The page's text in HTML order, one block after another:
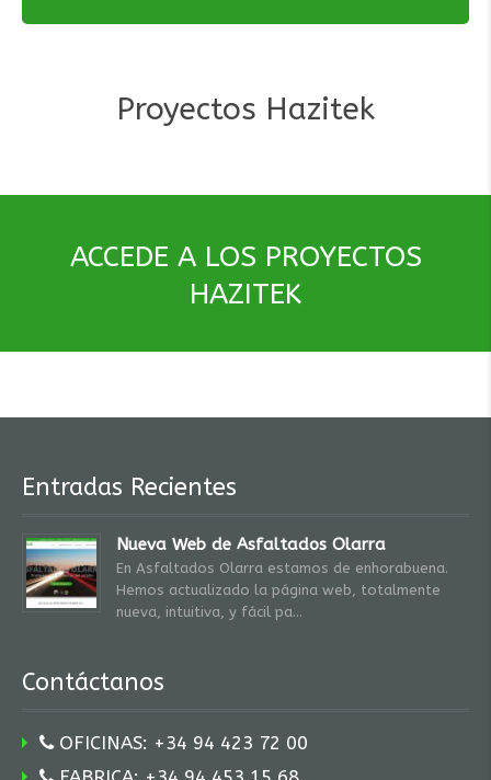
Proyectos Hazitek
ACCEDE A LOS PROYECTOS
HAZITEK
Entradas Recientes
Nueva Web de Asfaltados Olarra
En Asfaltados Olarra estamos de enhorabuena.
Hemos actualizado la página web, totalmente
nueva, intuitiva, y fácil pa
Contáctanos
OFICINAS: +34 94 423 72 00